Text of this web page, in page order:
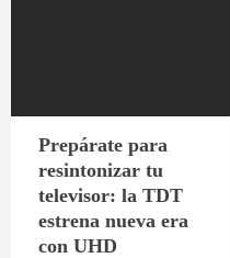
Prepárate para
resintonizar tu
televisor: la TDT
estrena nueva era
con UHD